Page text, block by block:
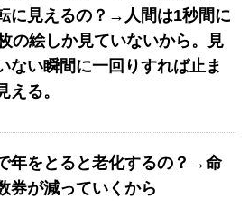
に見えるの？→人間は1秒間に
の絵しか見ていないから。見
ない瞬間に一回りすれば止ま
える。
年をとると老化するの？→命
券が減っていくから